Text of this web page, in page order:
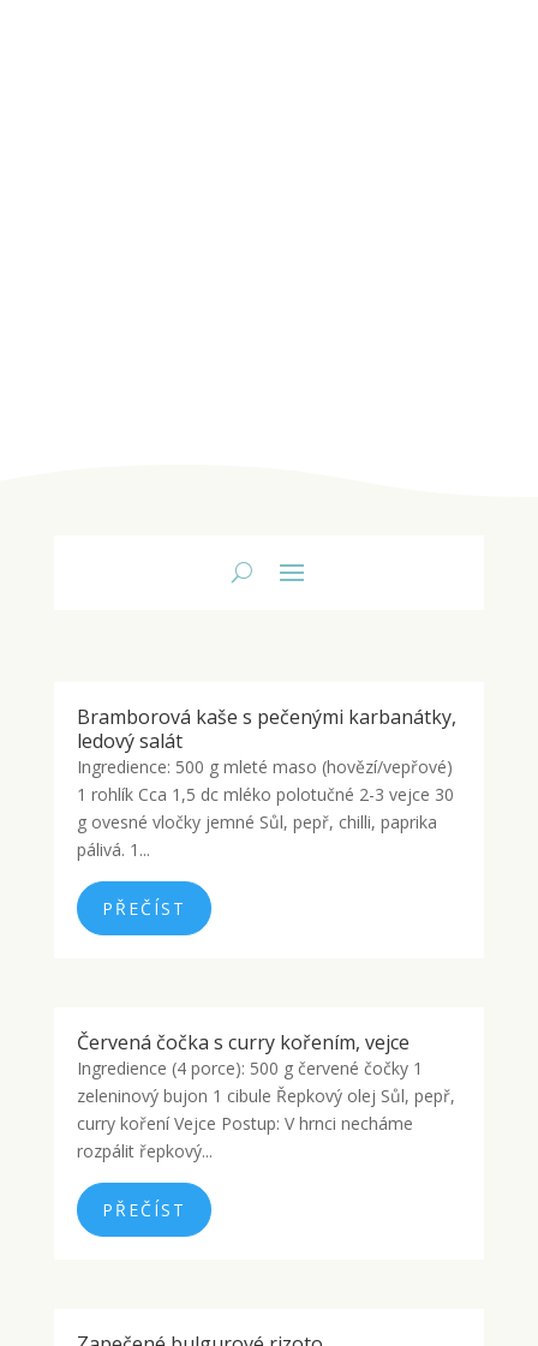
Bramborová kaše s pečenými karbanátky,
ledový salát
Ingredience: 500 g mleté maso (hovězí/vepřové)
1 rohlík Cca 1,5 dc mléko polotučné 2-3 vejce 30
g ovesné vločky jemné Sůl, pepř, chilli, paprika
pálivá. 1...
PŘEČÍST
Červená čočka s curry kořením, vejce
Ingredience (4 porce): 500 g červené čočky 1
zeleninový bujon 1 cibule Řepkový olej Sůl, pepř,
curry koření Vejce Postup: V hrnci necháme
rozpálit řepkový...
PŘEČÍST